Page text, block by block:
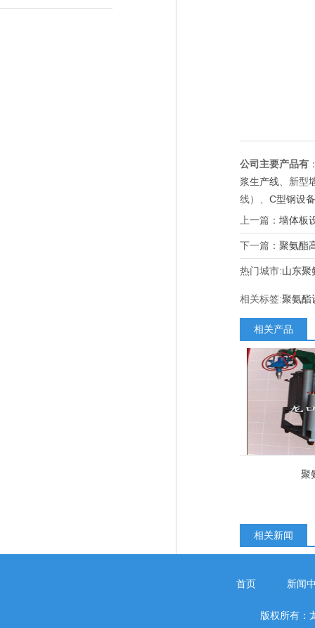
公司主要产品有
浆生产线 、新型
线）、 C型钢设备
上一篇： 墙体板
下一篇： 聚氨酯
热门城市:山东聚
相关标签:聚氨酯
相关产品
聚
相关新闻
首页 新闻
版权所有：